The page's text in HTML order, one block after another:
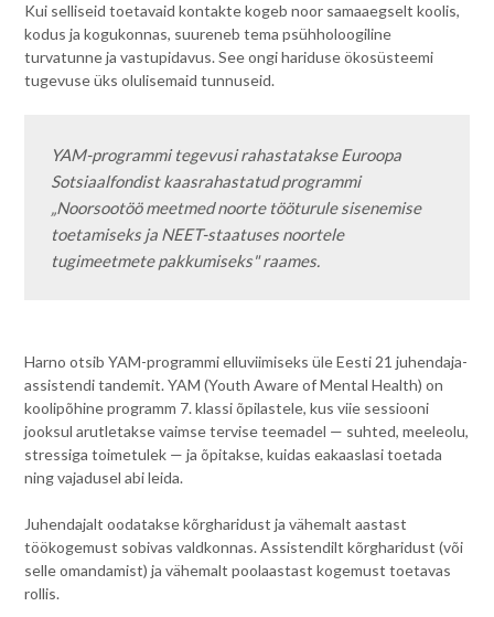
Kui selliseid toetavaid kontakte kogeb noor samaaegselt koolis,
kodus ja kogukonnas, suureneb tema psühholoogiline
turvatunne ja vastupidavus. See ongi hariduse ökosüsteemi
tugevuse üks olulisemaid tunnuseid.
YAM-programmi tegevusi rahastatakse Euroopa
Sotsiaalfondist kaasrahastatud programmi
„Noorsootöö meetmed noorte tööturule sisenemise
toetamiseks ja NEET-staatuses noortele
tugimeetmete pakkumiseks" raames.
Harno otsib YAM-programmi elluviimiseks üle Eesti 21 juhendaja-
assistendi tandemit. YAM (Youth Aware of Mental Health) on
koolipõhine programm 7. klassi õpilastele, kus viie sessiooni
jooksul arutletakse vaimse tervise teemadel — suhted, meeleolu,
stressiga toimetulek — ja õpitakse, kuidas eakaaslasi toetada
ning vajadusel abi leida.
Juhendajalt oodatakse kõrgharidust ja vähemalt aastast
töökogemust sobivas valdkonnas. Assistendilt kõrgharidust (või
selle omandamist) ja vähemalt poolaastast kogemust toetavas
rollis.